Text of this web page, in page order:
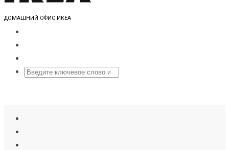
ДОМАШНИЙ ОФИС ИКЕА